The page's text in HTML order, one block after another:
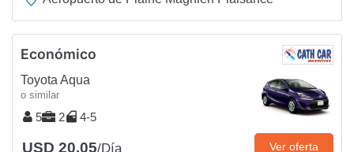
Económico
Toyota Aqua
o similar
5 2 4-5
USD 20.05/Día Ver oferta